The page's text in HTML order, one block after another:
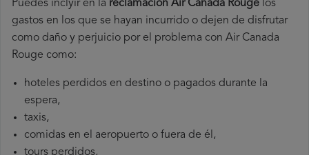
Puedes inclyir en la reclamación Air Canada Rouge los
gastos en los que se hayan incurrido o dejen de disfrutar
como daño y perjuicio por el problema con Air Canada
Rouge como:
hoteles perdidos en destino o pagados durante la
espera,
taxis,
comidas en el aeropuerto o fuera de él,
tours perdidos,